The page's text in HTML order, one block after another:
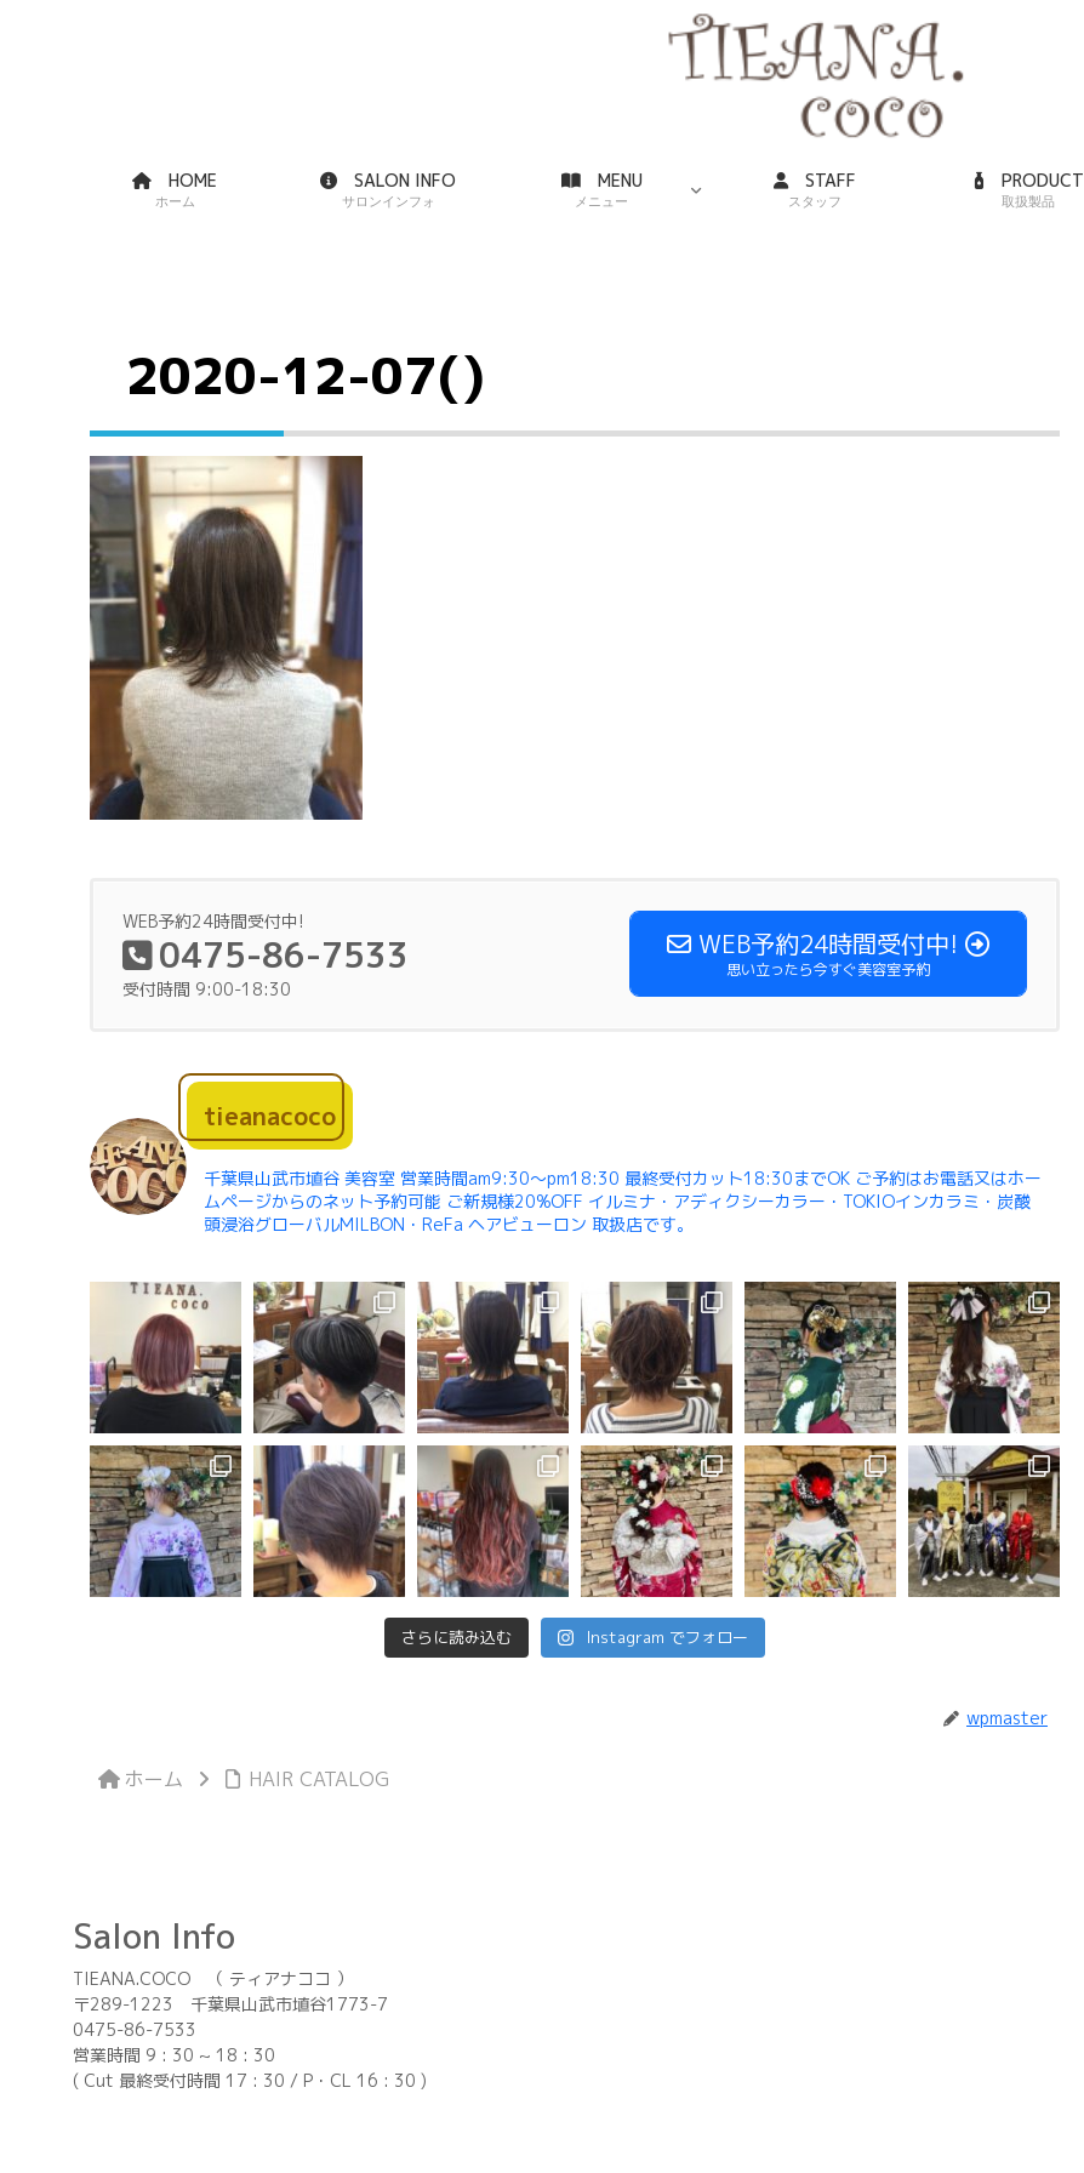
HOME
ホーム
SALON INFO
サロンインフォ
MENU
メニュー
STAFF
スタッフ
PRODUCT
取扱製品
2020-12-07()
WEB予約24時間受付中!
0475-86-7533
受付時間 9:00-18:30
WEB予約24時間受付中!
思い立ったら今すぐ美容室予約
tieanacoco
千葉県山武市埴谷 美容室 営業時間am9:30〜pm18:30 最終受付カット18:30までOK ご予約はお電話又はホー
ムページからのネット予約可能 ご新規様20%OFF イルミナ・アディクシーカラー・TOKIOインカラミ・炭酸
頭浸浴グローバルMILBON・ReFa ヘアビューロン 取扱店です。
さらに読み込む Instagram でフォロー
wpmaster
ホーム HAIR CATALOG
Salon Info
TIEANA.COCO （ ティアナココ ）
〒289-1223 千葉県山武市埴谷1773-7
0475-86-7533
営業時間 9 : 30 ~ 18 : 30
( Cut 最終受付時間 17 : 30 / P・CL 16 : 30 )